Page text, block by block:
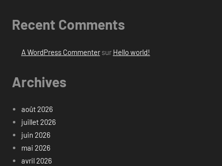
Recent Comments
A WordPress Commentersur Hello world!
Archives
août 2026
juillet 2026
juin 2026
mai 2026
avril 2026